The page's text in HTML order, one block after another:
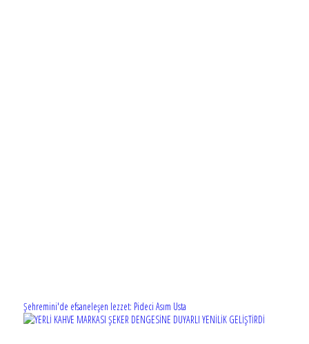
Şehremini'de efsaneleşen lezzet: Pideci Asım Usta